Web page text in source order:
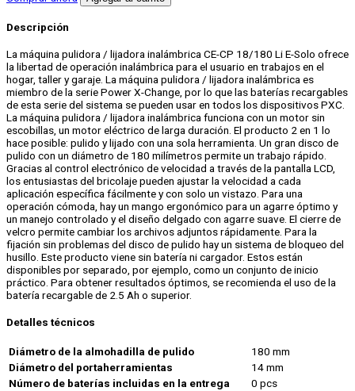
Lijadora
CP
LI
SOLO
cantidad
Descripción
La máquina pulidora / lijadora inalámbrica CE-CP 18/180 Li E-Solo ofrece
la libertad de operación inalámbrica para el usuario en trabajos en el
hogar, taller y garaje. La máquina pulidora / lijadora inalámbrica es
miembro de la serie Power X-Change, por lo que las baterías recargables
de esta serie del sistema se pueden usar en todos los dispositivos PXC.
La máquina pulidora / lijadora inalámbrica funciona con un motor sin
escobillas, un motor eléctrico de larga duración. El producto 2 en 1 lo
hace posible: pulido y lijado con una sola herramienta. Un gran disco de
pulido con un diámetro de 180 milímetros permite un trabajo rápido.
Gracias al control electrónico de velocidad a través de la pantalla LCD,
los entusiastas del bricolaje pueden ajustar la velocidad a cada
aplicación específica fácilmente y con solo un vistazo. Para una
operación cómoda, hay un mango ergonómico para un agarre óptimo y
un manejo controlado y el diseño delgado con agarre suave. El cierre de
velcro permite cambiar los archivos adjuntos rápidamente. Para la
fijación sin problemas del disco de pulido hay un sistema de bloqueo del
husillo. Este producto viene sin batería ni cargador. Estos están
disponibles por separado, por ejemplo, como un conjunto de inicio
práctico. Para obtener resultados óptimos, se recomienda el uso de la
batería recargable de 2.5 Ah o superior.
Detalles técnicos
Diámetro de la almohadilla de pulido
180 mm
Diámetro del portaherramientas
14 mm
Número de baterías incluidas en la entrega
0 pcs